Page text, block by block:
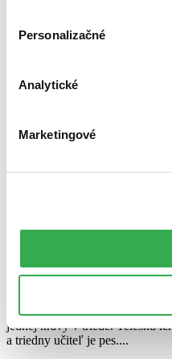
Personalizačné
Analytické
Marketingové
Taký oslík ako ty a ja
E.J. Publishing, 2025
Ariol
E.J. Publishing, 2025
Ariol je modrý oslík v
mesta, jeho najlepší kamoš je
jednej kravy v triede. Telesnú
a triedny učiteľ je pes....